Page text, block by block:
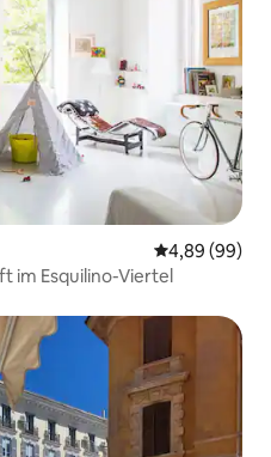
4,89 (99)
im Esquilino-Viertel